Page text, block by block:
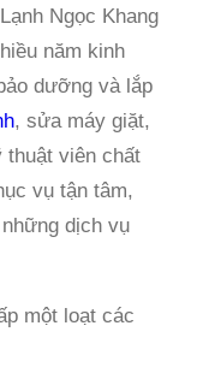
Ngọc Khang
năm kinh
dưỡng và lắp
, sửa máy giặt,
viên chất
vụ tận tâm,
dịch vụ
một loạt các